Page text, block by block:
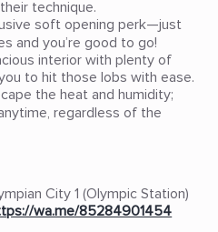
technique.
soft opening perk—just
and you’re good to go!
interior with plenty of
to hit those lobs with ease.
the heat and humidity;
regardless of the
City 1 (Olympic Station)
wa.me/85284901454